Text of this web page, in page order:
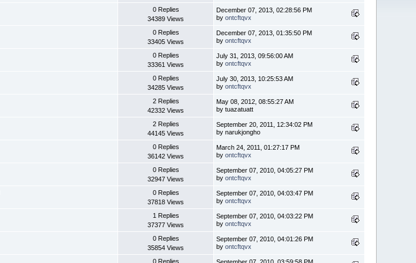
0 Replies
34389 Views
December 07, 2013, 02:28:56 PM
byontcftqvx
0 Replies
33405 Views
December 07, 2013, 01:35:50 PM
byontcftqvx
0 Replies
33361 Views
July 31, 2013, 09:56:00 AM
byontcftqvx
0 Replies
34285 Views
July 30, 2013, 10:25:53 AM
byontcftqvx
2 Replies
42332 Views
May 08, 2012, 08:55:27 AM
by tuazatuatt
2 Replies
44145 Views
September 20, 2011, 12:34:02 PM
by narukjongho
0 Replies
36142 Views
March 24, 2011, 01:27:17 PM
byontcftqvx
0 Replies
32947 Views
September 07, 2010, 04:05:27 PM
byontcftqvx
0 Replies
37818 Views
September 07, 2010, 04:03:47 PM
byontcftqvx
1 Replies
37377 Views
September 07, 2010, 04:03:22 PM
byontcftqvx
0 Replies
35854 Views
September 07, 2010, 04:01:26 PM
byontcftqvx
0 Replies September 07, 2010, 03:59:58 PM